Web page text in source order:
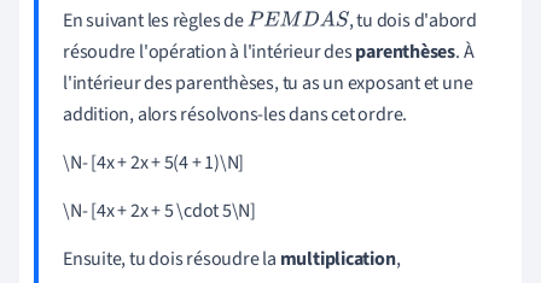
En suivant les règles dePEMDAS
, tu dois d'abord
résoudre l'opération à l'intérieur desparenthèses. À
l'intérieur des parenthèses, tu as un exposant et une
addition, alors résolvons-les dans cet ordre.
\N- [4x + 2x + 5(4 + 1)\N]
\N- [4x + 2x + 5 \cdot 5\N]
Ensuite, tu dois résoudre la multiplication,